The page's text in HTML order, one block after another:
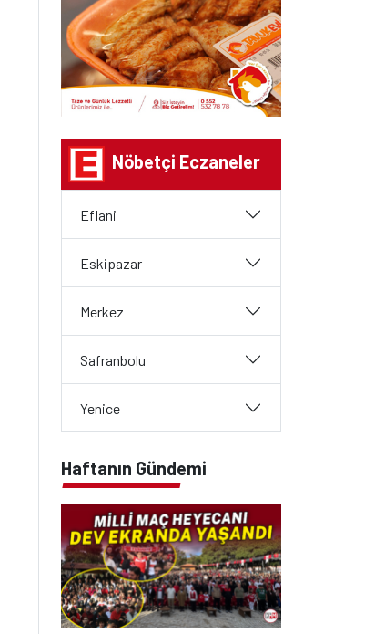
Nöbetçi Eczaneler
Eflani
Eskipazar
Merkez
Safranbolu
Yenice
Haftanın Gündemi